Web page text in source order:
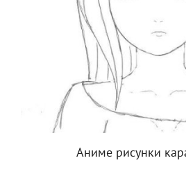
Аниме рисунки